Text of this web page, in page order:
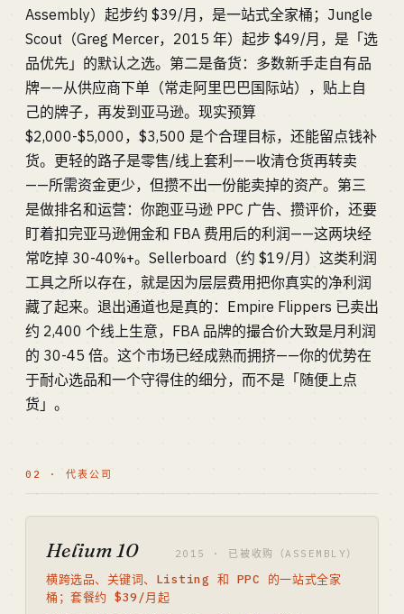
Assembly）起步约 $39/月，是一站式全家桶；Jungle
Scout（Greg Mercer，2015 年）起步 $49/月，是「选
品优先」的默认之选。第二是备货：多数新手走自有品
牌——从供应商下单（常走阿里巴巴国际站），贴上自
己的牌子，再发到亚马逊。现实预算
$2,000-$5,000，$3,500 是个合理目标，还能留点钱补
货。更轻的路子是零售/线上套利——收清仓货再转卖
——所需资金更少，但攒不出一份能卖掉的资产。第三
是做排名和运营：你跑亚马逊 PPC 广告、攒评价，还要
盯着扣完亚马逊佣金和 FBA 费用后的利润——这两块经
常吃掉 30-40%+。Sellerboard（约 $19/月）这类利润
工具之所以存在，就是因为层层费用把你真实的净利润
藏了起来。退出通道也是真的：Empire Flippers 已卖出
约 2,400 个线上生意，FBA 品牌的撮合价大致是月利润
的 30-45 倍。这个市场已经成熟而拥挤——你的优势在
于耐心选品和一个守得住的细分，而不是「随便上点
货」。
02 · 代表公司
Helium 10 2015 · 已被收购（ASSEMBLY）
横跨选品、关键词、Listing 和 PPC 的一站式全家
桶；套餐约 $39/月起